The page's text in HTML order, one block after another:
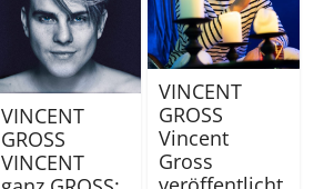
VINCENT
GROSS
VINCENT
VINCENT
GROSS
Vincent
Gross